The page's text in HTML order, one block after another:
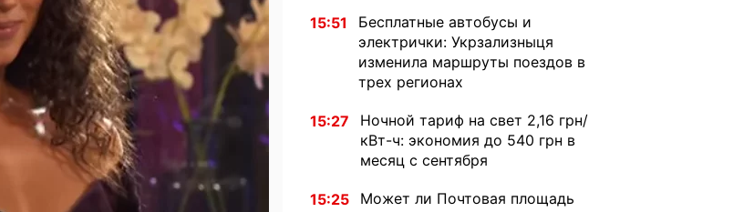
15:51
Бесплатные автобусы и
электрички: Укрзализныця
изменила маршруты поездов в
трех регионах
15:27
Ночной тариф на свет 2,16 грн/
кВт-ч: экономия до 540 грн в
месяц с сентября
15:25
Может ли Почтовая площадь